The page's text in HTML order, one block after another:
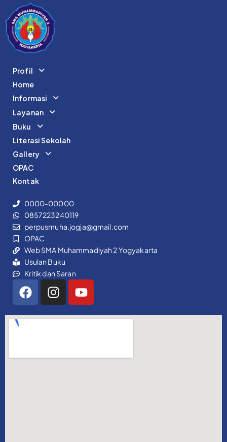
Profil
Home
Informasi
Layanan
Buku
Literasi Sekolah
Gallery
OPAC
Kontak
0000-00000
0857223240119
perpusmuha.jogja@gmail.com
OPAC
Web SMA Muhammadiyah 2 Yogyakarta
Usulan Buku
Kritik dan Saran